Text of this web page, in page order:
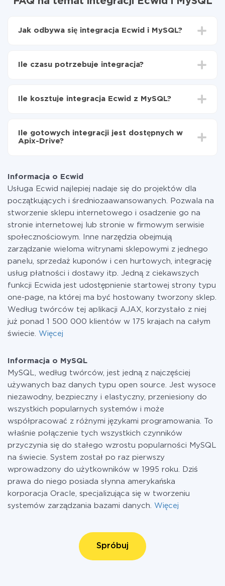
Jak odbywa się integracja Ecwid i MySQL?
Włącz aktualizację
Ile czasu potrzebuje integracja?
od 5 do 30 minut. Konfiguracja zajmuje średnio 10-15
Ile kosztuje integracja Ecwid z MySQL?
Płacisz tylko za ilość danych, która faktycznie jest
przekazywana z jednego z Twoich systemów do
w razie potrzeby przełączyć się na płatną. Więcej
informacji o taryfach.
Ile gotowych integracji jest dostępnych w
Apix-Drive?
Informacja o Ecwid
Usługa Ecwid najlepiej nadaje się do projektów dla
początkujących i średniozaawansowanych. Pozwala na
stworzenie sklepu internetowego i osadzenie go na
stronie internetowej lub stronie w firmowym serwisie
społecznościowym. Inne narzędzia obejmują
zarządzanie wieloma witrynami sklepowymi z jednego
panelu, sprzedaż kuponów i cen hurtowych, integrację
usług płatności i dostawy itp. Jedną z ciekawszych
funkcji Ecwida jest udostępnienie startowej strony typu
one-page, na której ma być hostowany tworzony sklep.
Według twórców tej aplikacji AJAX, korzystało z niej
już ponad 1 500 000 klientów w 175 krajach na całym
świecie. Więcej
Informacja o MySQL
MySQL, według twórców, jest jedną z najczęściej
używanych baz danych typu open source. Jest wysoce
niezawodny, bezpieczny i elastyczny, przeniesiony do
wszystkich popularnych systemów i może
współpracować z różnymi językami programowania. To
właśnie połączenie tych wszystkich czynników
przyczynia się do stałego wzrostu popularności MySQL
na świecie. System został po raz pierwszy
wprowadzony do użytkowników w 1995 roku. Dziś
prawa do niego posiada słynna amerykańska
korporacja Oracle, specjalizująca się w tworzeniu
systemów zarządzania bazami danych. Więcej
Spróbuj